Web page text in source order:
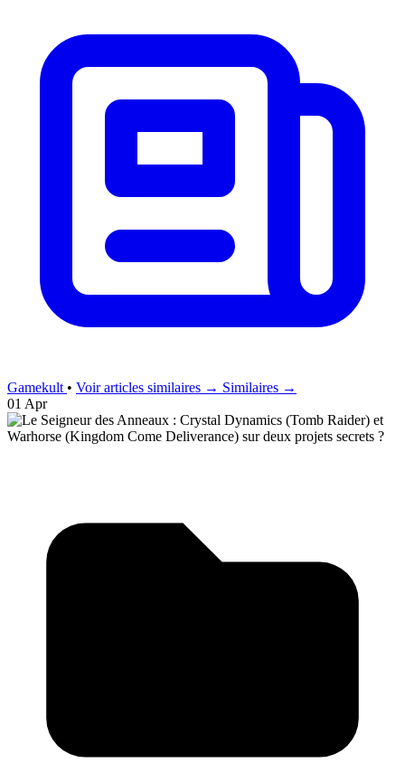
Gamekult • Voir articles similaires → Similaires →
01 Apr